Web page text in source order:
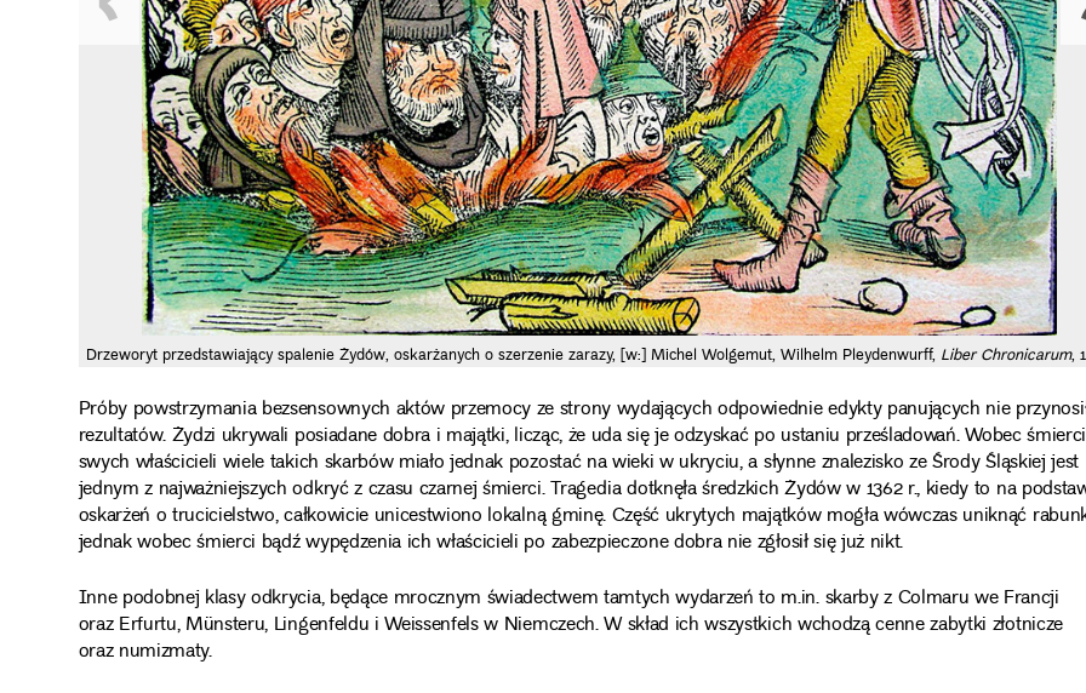
Drzeworyt przedstawiający spalenie Żydów, oskarżanych o szerzenie zarazy, [w:] Michel Wolgemut, Wilhelm Pleydenwurff, Liber Chronicarum,
Próby powstrzymania bezsensownych aktów przemocy ze strony wydających odpowiednie edykty panujących nie
rezultatów. Żydzi ukrywali posiadane dobra i majątki, licząc, że uda się je odzyskać po ustaniu prześladowań. Wobec śmierci
swych właścicieli wiele takich skarbów miało jednak pozostać na wieki w ukryciu, a słynne znalezisko ze Środy Śląskiej jest
jednym z najważniejszych odkryć z czasu czarnej śmierci. Tragedia dotknęła średzkich Żydów w 1362 r., kiedy to na
oskarżeń o trucicielstwo, całkowicie unicestwiono lokalną gminę. Część ukrytych majątków mogła wówczas uniknąć
jednak wobec śmierci bądź wypędzenia ich właścicieli po zabezpieczone dobra nie zgłosił się już nikt.
Inne podobnej klasy odkrycia, będące mrocznym świadectwem tamtych wydarzeń to m.in. skarby z Colmaru we Francji
oraz Erfurtu, Münsteru, Lingenfeldu i Weissenfels w Niemczech. W skład ich wszystkich wchodzą cenne zabytki złotnicze
oraz numizmaty.